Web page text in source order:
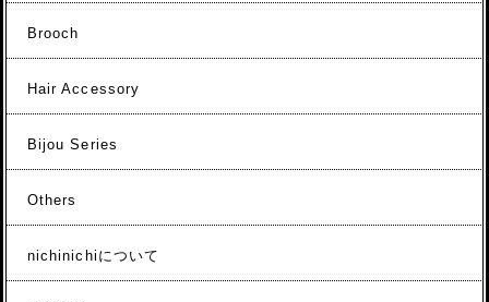
Brooch
Hair Accessory
Bijou Series
Others
nichinichiについて